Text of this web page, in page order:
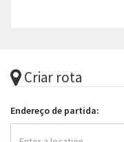
Criar rota
Endereço de partida: